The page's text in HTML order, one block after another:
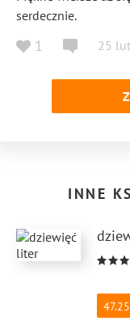
serdecznie.
1 25
INNE
47.25